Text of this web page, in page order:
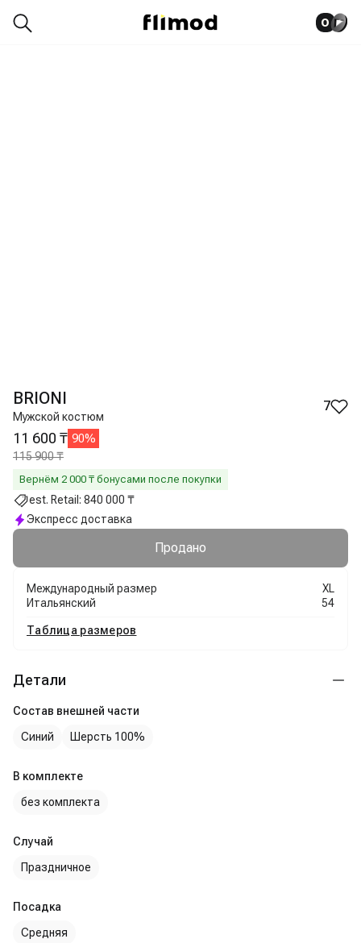
0
BRIONI
Мужской костюм
7
11 600 ₸ 90%
115 900 ₸
Вернём 2 000 ₸ бонусами после покупки
est. Retail: 840 000 ₸
Экспресс доставка
Продано
Международный размер
XL
Итальянский
54
Таблица размеров
Детали
Состав внешней части
Синий
Шерсть 100%
В комплекте
без комплекта
Случай
Праздничное
Посадка
Средняя